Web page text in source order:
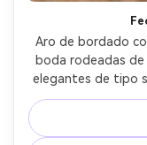
Aro de bordado
boda rodeadas
elegantes de tipo
suave, junto a
cálida y
profundidad